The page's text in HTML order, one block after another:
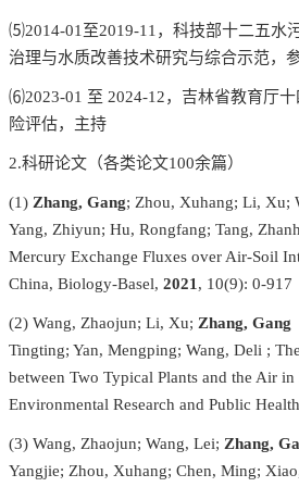
⑸2014-01至2019-11，科技部十二五水
治理与水质改善技术研究与综合示范，
⑹2023-01 至 2024-12，吉林省教育厅
险评估，主持
2.科研论文（各类论文100余篇）
(1) Zhang, Gang; Zhou, Xuhang; Li, Xu;
Yang, Zhiyun; Hu, Rongfang; Tang,
Mercury Exchange Fluxes over Air-Soil
China, Biology-Basel, 2021, 10(9): 0-917
(2) Wang, Zhaojun; Li, Xu; Zhang, Gang
Tingting; Yan, Mengping; Wang, Deli ;
between Two Typical Plants and the Air
Environmental Research and Public
(3) Wang, Zhaojun; Wang, Lei; Zhang,
Yangjie; Zhou, Xuhang; Chen, Ming;